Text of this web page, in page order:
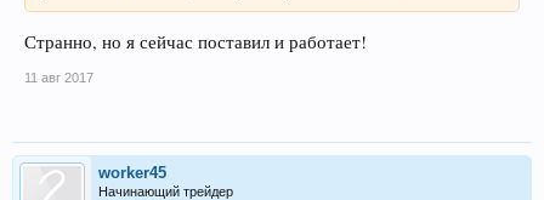
Странно, но я сейчас поставил и работает!
11 авг 2017
worker45
Начинающий трейдер